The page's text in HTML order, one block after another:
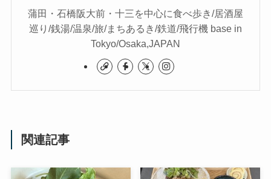
蒲田・石橋阪大前・十三を中心に食べ歩き/居酒屋
巡り/銭湯/温泉/旅/まちあるき/鉄道/飛行機 base in
Tokyo/Osaka,JAPAN
関連記事